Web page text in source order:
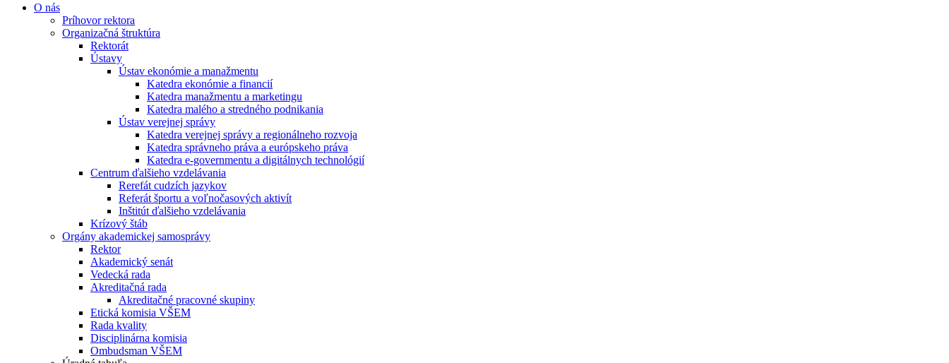
O nás
Príhovor rektora
Organizačná štruktúra
Rektorát
Ústavy
Ústav ekonómie a manažmentu
Katedra ekonómie a financií
Katedra manažmentu a marketingu
Katedra malého a stredného podnikania
Ústav verejnej správy
Katedra verejnej správy a regionálneho rozvoja
Katedra správneho práva a európskeho práva
Katedra e-governmentu a digitálnych technológií
Centrum ďalšieho vzdelávania
Rerefát cudzích jazykov
Referát športu a voľnočasových aktivít
Inštitút ďalšieho vzdelávania
Krízový štáb
Orgány akademickej samosprávy
Rektor
Akademický senát
Vedecká rada
Akreditačná rada
Akreditačné pracovné skupiny
Etická komisia VŠEM
Rada kvality
Disciplinárna komisia
Ombudsman VŠEM